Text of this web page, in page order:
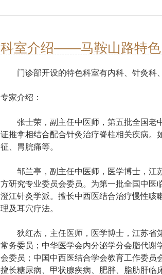
科室介绍——马鞍山路特色
门诊部开设的特色科室有内科、针灸科
专家介绍：
张士荣，副主任中医师，第五批全国老
证推拿相结合配合针灸治疗脊柱相关疾病。
征、胃脘痛等。
邹兰亭，副主任中医师，医学博士，江
方研究专业委员会委员。为第一批全国中医
澄江针灸学派。擅长中西医结合治疗慢性咳
理及耳穴疗法。
狄红杰，主任医师，医学博士，江苏省
常务委员；中华医学会内分泌学分会脂代谢
会委员；中国中西医结合学会教育工作委员
擅长糖尿病、甲状腺疾病、肥胖、脂肪肝临